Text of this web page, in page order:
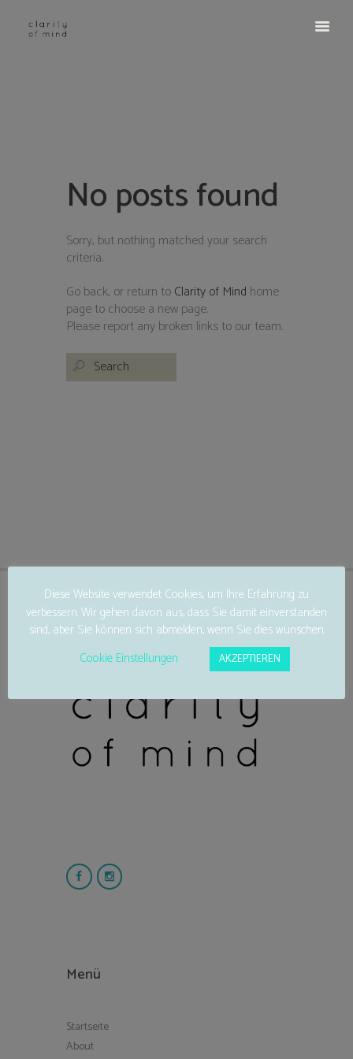
No posts found
Sorry, but nothing matched your search
criteria.
Go back, or return toClarity of Mind home
page to choose a new page.
Please report any broken links to our team.
Menü
Startseite
About
Diese Website verwendet Cookies, um Ihre Erfahrung zu
verbessern. Wir gehen davon aus, dass Sie damit einverstanden
sind, aber Sie können sich abmelden, wenn Sie dies wünschen.
Cookie Einstellungen
AKZEPTIEREN